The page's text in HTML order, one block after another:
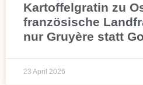
Kartoffelgratin zu
französische
nur Gruyère statt
23 April 2026